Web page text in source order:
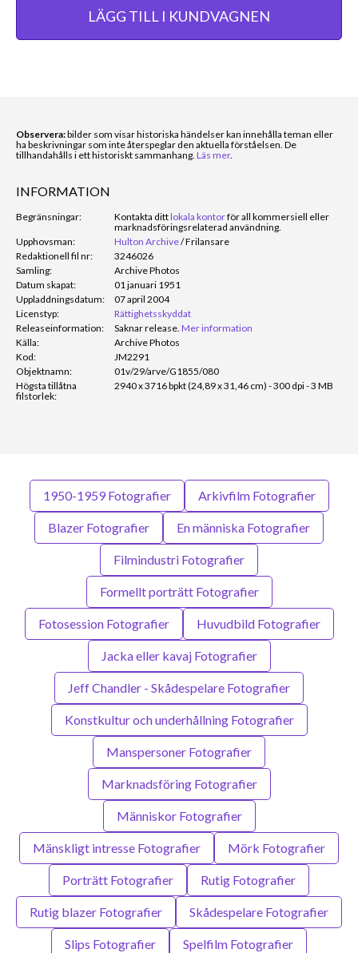
LÄGG TILL I KUNDVAGNEN
Observera:bilder som visar historiska händelser kan innehålla teman eller
ha beskrivningar som inte återspeglar den aktuella förståelsen. De
tillhandahålls i ett historiskt sammanhang. Läs mer.
INFORMATION
Begränsningar: Kontakta dittlokala kontorför all kommersiell eller
marknadsföringsrelaterad användning.
Upphovsman:
Hulton Archive/Frilansare
Redaktionell fil nr:
3246026
Samling:
Archive Photos
Datum skapat:
01 januari 1951
Uppladdningsdatum:
07 april 2004
Licenstyp:
Rättighetsskyddat
Releaseinformation:
Saknar release. Mer information
Källa:
Archive Photos
Kod:
JM2291
Objektnamn:
01v/29/arve/G1855/080
Högsta tillåtna
filstorlek:
2940 x 3716 bpkt (24,89 x 31,46 cm) - 300 dpi - 3 MB
1950-1959 Fotografier Arkivfilm Fotografier
Blazer Fotografier En människa Fotografier
Filmindustri Fotografier
Formellt porträtt Fotografier
Fotosession Fotografier Huvudbild Fotografier
Jacka eller kavaj Fotografier
Jeff Chandler - Skådespelare Fotografier
Konstkultur och underhållning Fotografier
Manspersoner Fotografier
Marknadsföring Fotografier
Människor Fotografier
Mänskligt intresse Fotografier Mörk Fotografier
Porträtt Fotografier Rutig Fotografier
Rutig blazer Fotografier Skådespelare Fotografier
Slips Fotografier Spelfilm Fotografier